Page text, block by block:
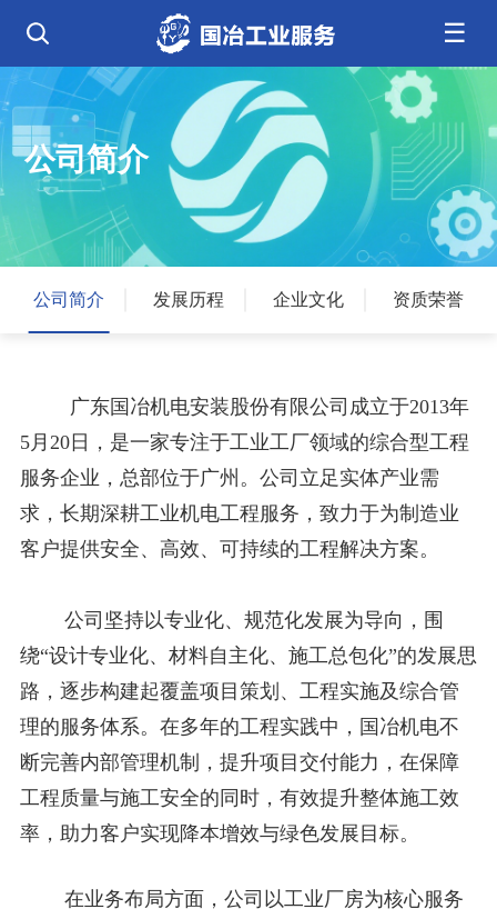
☰
公司简介
发展历程
核心业务
电气工程
钢结构工程
管道工程
环保工程
净化工程
弱电工程
设备安装
消防工程
基控电箱
自动化工程
其它工程
工程案例
芯片 • 半导体
人工智能 • 机器人
航天 • 低空
新能源汽车 • 智能网联
新能源 • 储能
工业母机 • 精密装备
新材料 • 特种金属
生物 • 医药
量子 • 脑机
其它
新闻中心
公司动态
行业资讯
工程技巧
工业问答
联系我们
全部
机电 安装
公司简介
公司简介 发展历程 企业文化 资质荣誉
广东国冶机电安装股份有限公司成立于2013年
5月20日，是一家专注于工业工厂领域的综合型工程
服务企业，总部位于广州。公司立足实体产业需
求，长期深耕工业机电工程服务，致力于为制造业
客户提供安全、高效、可持续的工程解决方案。
公司坚持以专业化、规范化发展为导向，围
绕“设计专业化、材料自主化、施工总包化”的发展思
路，逐步构建起覆盖项目策划、工程实施及综合管
理的服务体系。在多年的工程实践中，国冶机电不
断完善内部管理机制，提升项目交付能力，在保障
工程质量与施工安全的同时，有效提升整体施工效
率，助力客户实现降本增效与绿色发展目标。
在业务布局方面，公司以工业厂房为核心服务